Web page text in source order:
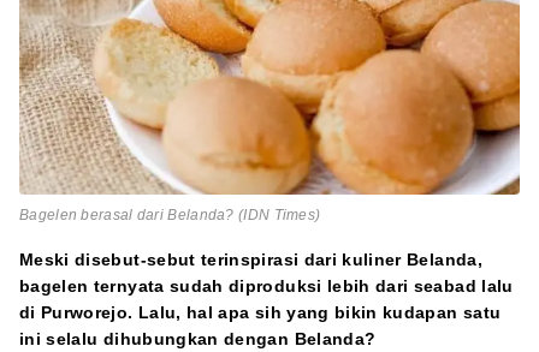
Bagelen berasal dari Belanda? (IDN Times)
Meski disebut-sebut terinspirasi dari kuliner Belanda,
bagelen ternyata sudah diproduksi lebih dari seabad lalu
di Purworejo. Lalu, hal apa sih yang bikin kudapan satu
ini selalu dihubungkan dengan Belanda?